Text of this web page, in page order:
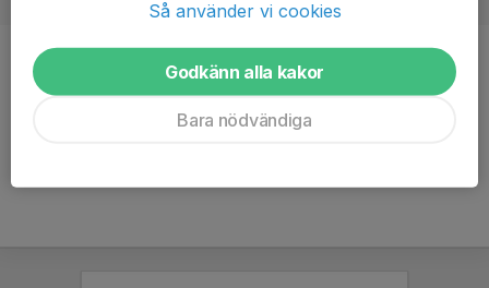
Position
Målvakt
Ålder
23 år
Så använder vi cookies
Godkänn alla kakor
Bara nödvändiga